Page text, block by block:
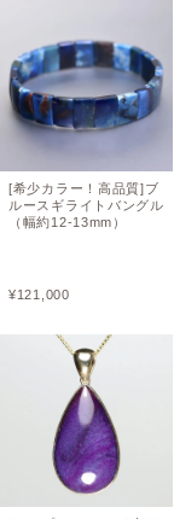
[希少カラー！高品質]ブ
ルースギライトバングル
（幅約12-13mm）
¥121,000